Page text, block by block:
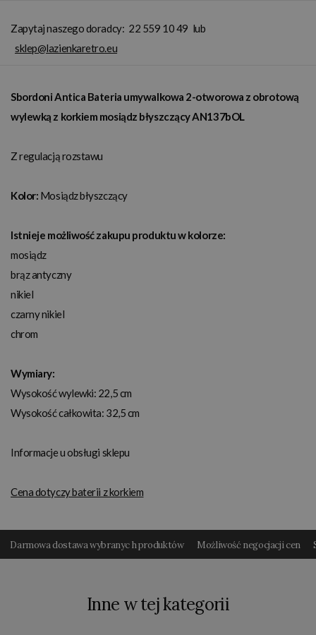
Zapytaj naszego doradcy: 22 559 10 49 lub
sklep@lazienkaretro.eu
Sbordoni Antica Bateria umywalkowa 2-otworowa z obrotową
wylewką z korkiem mosiądz błyszczący AN137bOL
Z regulacją rozstawu
Kolor: Mosiądz błyszczący
Istnieje możliwość zakupu produktu w kolorze:
mosiądz
brąz antyczny
nikiel
czarny nikiel
chrom
Wymiary:
Wysokość wylewki: 22,5 cm
Wysokość całkowita: 32,5 cm
Informacje u obsługi sklepu
Cena dotyczy baterii z korkiem
Darmowa dostawa wybranyc h produktów Możliwość negocjacji cen
Inne w tej kategorii